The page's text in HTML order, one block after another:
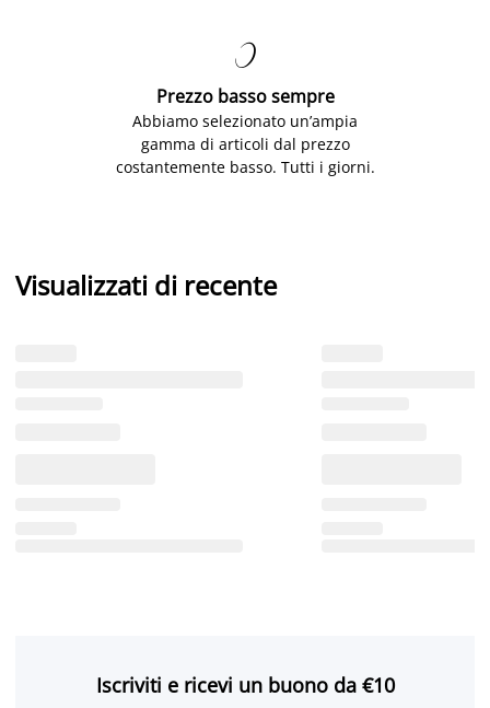

Prezzo basso sempre
Abbiamo selezionato un’ampia
gamma di articoli dal prezzo
costantemente basso. Tutti i giorni.
Visualizzati di recente
Iscriviti e ricevi un buono da €10